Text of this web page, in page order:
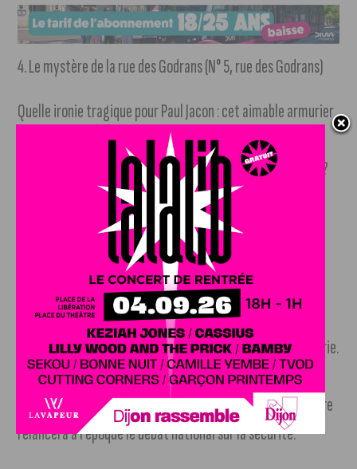
4. Le mystère de la rue des Godrans (N° 5, rue des Godrans)
Quelle ironie tragique pour Paul Jacon : cet aimable armurier
et expert en balistique auprès des tribunaux est retrouvé
abattu de deux balles en 1952. Un couple suspect en fuite ?
Une vengeance ? Un vol crapuleux ? Ce cold case
reste, à ce jour, totalement irrésolu.
5. Fusillade en plein centre-ville (Rue des Forges)
Mardi 6 juillet 1982, une Simca Samba poursuivie par la
police s’encastre dans un bac à fleurs juste derrière la mairie.
Une fusillade éclate : un jeune policier est tué. Les trois
occupants, de grands délinquants, sont interpellés. L’affaire
relancera à l’époque le débat national sur la sécurité.